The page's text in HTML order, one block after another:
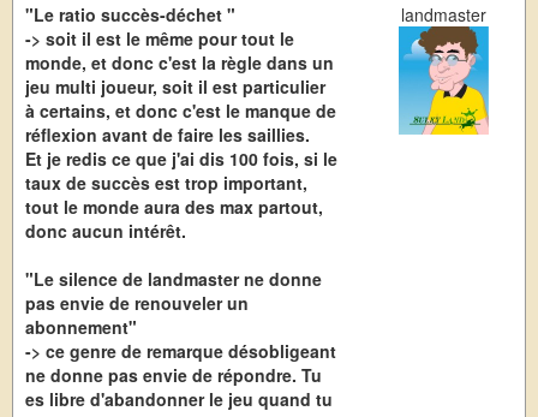
"Le ratio succès-déchet "
-> soit il est le même pour tout le
monde, et donc c'est la règle dans un
jeu multi joueur, soit il est particulier
à certains, et donc c'est le manque de
réflexion avant de faire les saillies.
Et je redis ce que j'ai dis 100 fois, si le
taux de succès est trop important,
tout le monde aura des max partout,
donc aucun intérêt.
"Le silence de landmaster ne donne
pas envie de renouveler un
abonnement"
-> ce genre de remarque désobligeant
ne donne pas envie de répondre. Tu
es libre d'abandonner le jeu quand tu
landmaster